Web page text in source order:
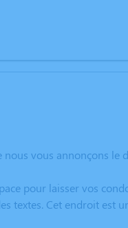
nous vous annonçons
pour laisser vos
textes. Cet endroit est